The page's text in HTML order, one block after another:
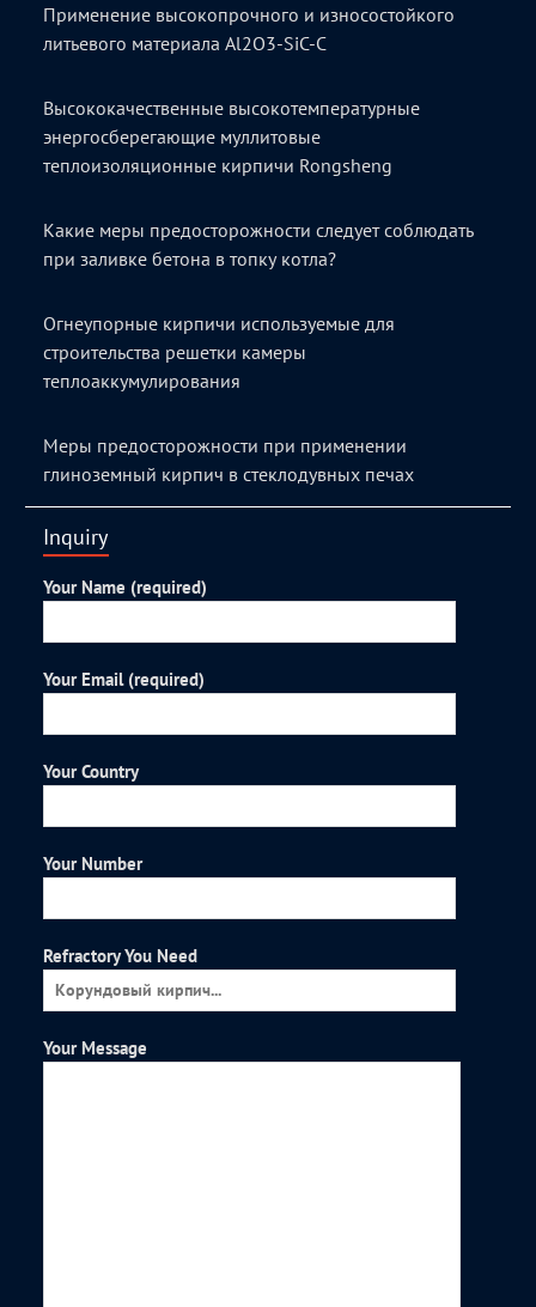
Применение высокопрочного и износостойкого
литьевого материала Al2O3-SiC-C
Высококачественные высокотемпературные
энергосберегающие муллитовые
теплоизоляционные кирпичи Rongsheng
Какие меры предосторожности следует соблюдать
при заливке бетона в топку котла?
Огнеупорные кирпичи используемые для
строительства решетки камеры
теплоаккумулирования
Меры предосторожности при применении
глиноземный кирпич в стеклодувных печах
Inquiry
Your Name (required)
Your Email (required)
Your Country
Your Number
Refractory You Need
Your Message